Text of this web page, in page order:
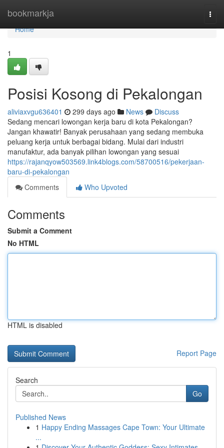
bookmarkja
Home
Home
1
Posisi Kosong di Pekalongan
aliviaxvgu636401 299 days ago News
Discuss
Sedang mencari lowongan kerja baru di kota Pekalongan?
Jangan khawatir! Banyak perusahaan yang sedang membuka
peluang kerja untuk berbagai bidang. Mulai dari industri
manufaktur, ada banyak pilihan lowongan yang sesuai
https://rajanqyow503569.link4blogs.com/58700516/pekerjaan-
baru-di-pekalongan
Comments
Who Upvoted
Comments
Submit a Comment
No HTML
HTML is disabled
Report Page
Search
Go
Published News
1 Happy Ending Massages Cape Town: Your Ultimate
...